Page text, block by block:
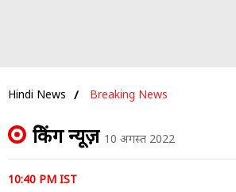
Hindi News Breaking News
ब्रेकिंग न्यूज़ 10 अगस्त 2022
10:40 PM IST